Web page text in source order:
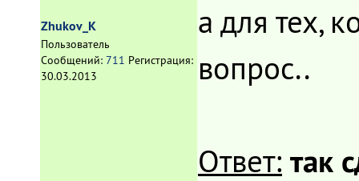
Zhukov_K
Пользователь
Сообщений: 711 Регистрация:
30.03.2013
а для тех,
вопрос..
Ответ: так